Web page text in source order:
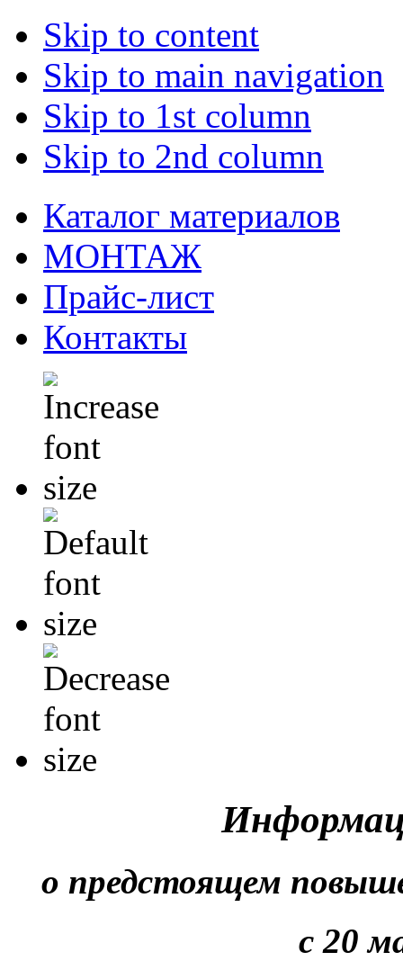
Skip to content
Skip to main navigation
Skip to 1st column
Skip to 2nd column
Каталог материалов
МОНТАЖ
Прайс-лист
Контакты
о предстоящем
с 20